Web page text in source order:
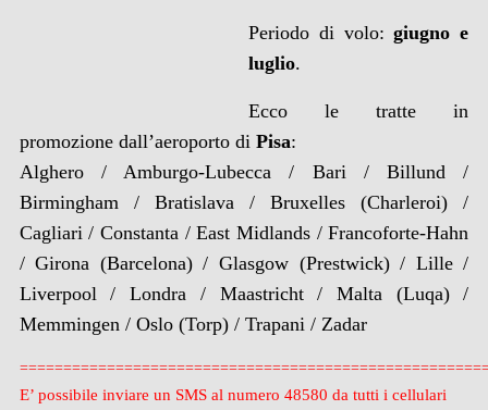
Periodo di volo:giugno e
luglio.
Ecco le tratte in
promozione dall’aeroporto di Pisa:
Alghero / Amburgo-Lubecca / Bari / Billund /
Birmingham / Bratislava / Bruxelles (Charleroi) /
Cagliari / Constanta / East Midlands / Francoforte-Hahn
/ Girona (Barcelona) / Glasgow (Prestwick) / Lille /
Liverpool / Londra / Maastricht / Malta (Luqa) /
Memmingen / Oslo (Torp) / Trapani / Zadar
=================================================
E’ possibile inviare un SMS al numero 48580 da tutti i cellulari